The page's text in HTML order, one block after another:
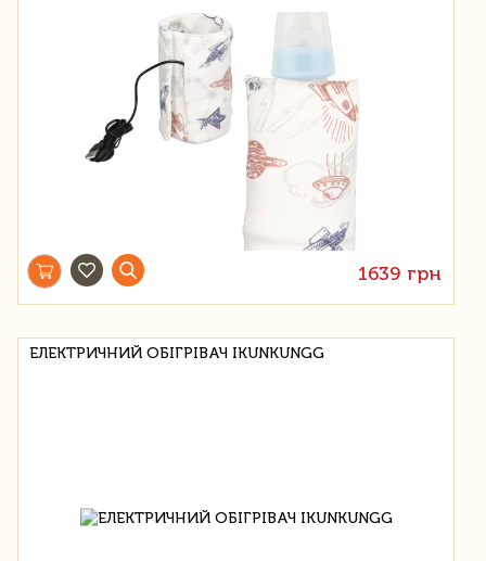
1639 грн
ЕЛЕКТРИЧНИЙ ОБІГРІВАЧ IKUNKUNGG